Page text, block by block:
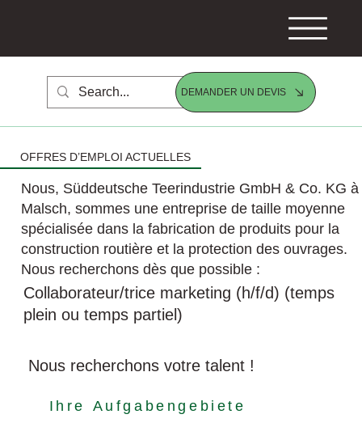
DEMANDER UN DEVIS
OFFRES D’EMPLOI ACTUELLES
Nous, Süddeutsche Teerindustrie GmbH & Co. KG à
Malsch, sommes une entreprise de taille moyenne
spécialisée dans la fabrication de produits pour la
construction routière et la protection des ouvrages.
Nous recherchons dès que possible :
Collaborateur/trice marketing (h/f/d) (temps
plein ou temps partiel)
Nous recherchons votre talent !
Ihre Aufgabengebiete